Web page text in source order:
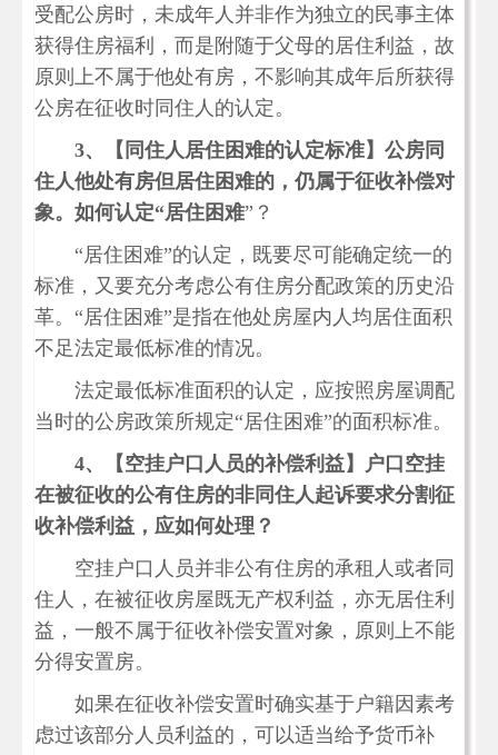
受配公房时，未成年人并非作为独立的民事主体
获得住房福利，而是附随于父母的居住利益，故
原则上不属于他处有房，不影响其成年后所获得
公房在征收时同住人的认定。
3、
【同住人居住困难的认定标准】公房同
住人他处有房但居住困难的，仍属于征收补偿对
象。如何认定“居住困难”？
“居住困难”的认定，既要尽可能确定统一的
标准，又要充分考虑公有住房分配政策的历史沿
革。“居住困难”是指在他处房屋内人均居住面积
不足法定最低标准的情况。
法定最低标准面积的认定，应按照房屋调配
当时的公房政策所规定“居住困难”的面积标准。
4、【空挂户口人员的补偿利益】户口空挂
在被征收的公有住房的非同住人起诉要求分割征
收补偿利益，应如何处理？
空挂户口人员并非公有住房的承租人或者同
住人，在被征收房屋既无产权利益，亦无居住利
益，一般不属于征收补偿安置对象，原则上不能
分得安置房。
如果在征收补偿安置时确实基于户籍因素考
虑过该部分人员利益的，可以适当给予货币补